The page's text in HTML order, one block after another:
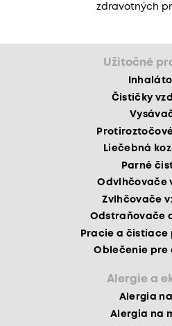
zdravotných
Užitočné
Čističky
Liečebná
Parné
Odvlhčovače
Zvlhčovače
Odstraňovače
Pracie a čistiace
Oblečenie pre
Alergie a
Alergia
Alergia na